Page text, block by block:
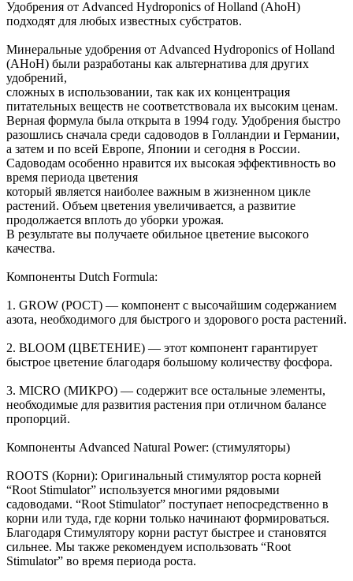
Удобрения от Advanced Hydroponics of Holland (AhoH)
подходят для любых известных субстратов.
Минеральные удобрения от Advanced Hydroponics of Holland
(AHoH) были разработаны как альтернатива для других
удобрений,
сложных в использовании, так как их концентрация
питательных веществ не соответствовала их высоким ценам.
Верная формула была открыта в 1994 году. Удобрения быстро
разошлись сначала среди садоводов в Голландии и Германии,
а затем и по всей Европе, Японии и сегодня в России.
Садоводам особенно нравится их высокая эффективность во
время периода цветения
который является наиболее важным в жизненном цикле
растений. Объем цветения увеличивается, а развитие
продолжается вплоть до уборки урожая.
В результате вы получаете обильное цветение высокого
качества.
Компоненты Dutch Formula:
1. GROW (РОСТ) — компонент с высочайшим содержанием
азота, необходимого для быстрого и здорового роста растений.
2. BLOOM (ЦВЕТЕНИЕ) — этот компонент гарантирует
быстрое цветение благодаря большому количеству фосфора.
3. MICRO (МИКРО) — содержит все остальные элементы,
необходимые для развития растения при отличном балансе
пропорций.
Компоненты Advanced Natural Power: (стимуляторы)
ROOTS (Корни): Оригинальный стимулятор роста корней
“Root Stimulator” используется многими рядовыми
садоводами. “Root Stimulator” поступает непосредственно в
корни или туда, где корни только начинают формироваться.
Благодаря Стимулятору корни растут быстрее и становятся
сильнее. Мы также рекомендуем использовать “Root
Stimulator” во время периода роста.